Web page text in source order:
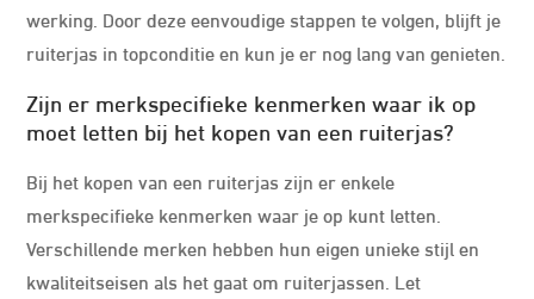
werking. Door deze eenvoudige stappen te volgen, blijft je
ruiterjas in topconditie en kun je er nog lang van genieten.
Zijn er merkspecifieke kenmerken waar ik op
moet letten bij het kopen van een ruiterjas?
Bij het kopen van een ruiterjas zijn er enkele
merkspecifieke kenmerken waar je op kunt letten.
Verschillende merken hebben hun eigen unieke stijl en
kwaliteitseisen als het gaat om ruiterjassen. Let